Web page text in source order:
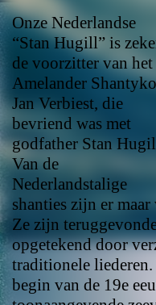
Onze Nederlandse
“Stan Hugill” is
de voorzitter van het
Amelander
Jan Verbiest, die
bevriend was met
godfather Stan
Van de
Nederlandstalige
shanties zijn er
Ze zijn
opgetekend door
traditionele
begin van de 19e